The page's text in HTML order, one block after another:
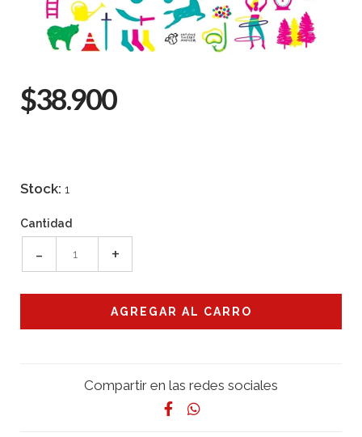
$38.900
Stock: 1
Cantidad
- +
Compartir en las redes sociales